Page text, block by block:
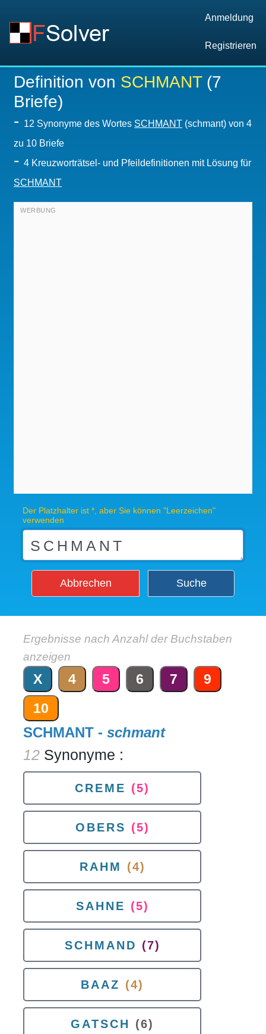
Anmeldung
Registrieren
Definition von SCHMANT(7
Briefe)
- 12 Synonyme des Wortes SCHMANT (schmant) von 4
zu 10 Briefe
- 4 Kreuzworträtsel- und Pfeildefinitionen mit Lösung für
SCHMANT
Der Platzhalter ist *, aber Sie können "Leerzeichen"
verwenden
Abbrechen Suche
Ergebnisse nach Anzahl der Buchstaben
anzeigen
X 4 5 6 7
9
10
SCHMANT - schmant
12 Synonyme :
CREME (5)
OBERS (5)
RAHM (4)
SAHNE (5)
SCHMAND (7)
BAAZ (4)
GATSCH (6)